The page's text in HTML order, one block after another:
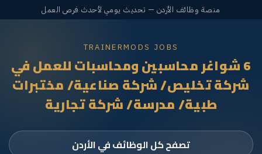
منصة وظائف الأردن — تحديث يومي لأحدث فرص العمل
TRAINERMODS JOBS
6 شواغر محاسبين ومحاسبات للعمل في
شركة تخليص/ شركة صناعية/ مختبرات
طبية/ مدرسة/ شركة تجارية
تصفح كل الوظائف في الأردن